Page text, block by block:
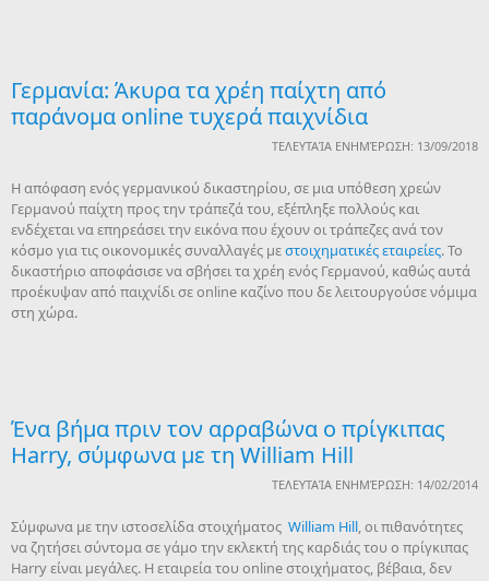
Γερμανία: Άκυρα τα χρέη παίχτη από
παράνομα online τυχερά παιχνίδια
ΤΕΛΕΥΤΑΊΑ ΕΝΗΜΈΡΩΣΗ: 13/09/2018
Η απόφαση ενός γερμανικού δικαστηρίου, σε μια υπόθεση χρεών
Γερμανού παίχτη προς την τράπεζά του, εξέπληξε πολλούς και
ενδέχεται να επηρεάσει την εικόνα που έχουν οι τράπεζες ανά τον
κόσμο για τις οικονομικές συναλλαγές μεστοιχηματικές εταιρείες. Το
δικαστήριο αποφάσισε να σβήσει τα χρέη ενός Γερμανού, καθώς αυτά
προέκυψαν από παιχνίδι σε online καζίνο που δε λειτουργούσε νόμιμα
στη χώρα.
Ένα βήμα πριν τον αρραβώνα ο πρίγκιπας
Harry, σύμφωνα με τη William Hill
ΤΕΛΕΥΤΑΊΑ ΕΝΗΜΈΡΩΣΗ: 14/02/2014
Σύμφωνα με την ιστοσελίδα στοιχήματος William Hill , οι πιθανότητες
να ζητήσει σύντομα σε γάμο την εκλεκτή της καρδιάς του ο πρίγκιπας
Harry είναι μεγάλες. Η εταιρεία του online στοιχήματος, βέβαια, δεν